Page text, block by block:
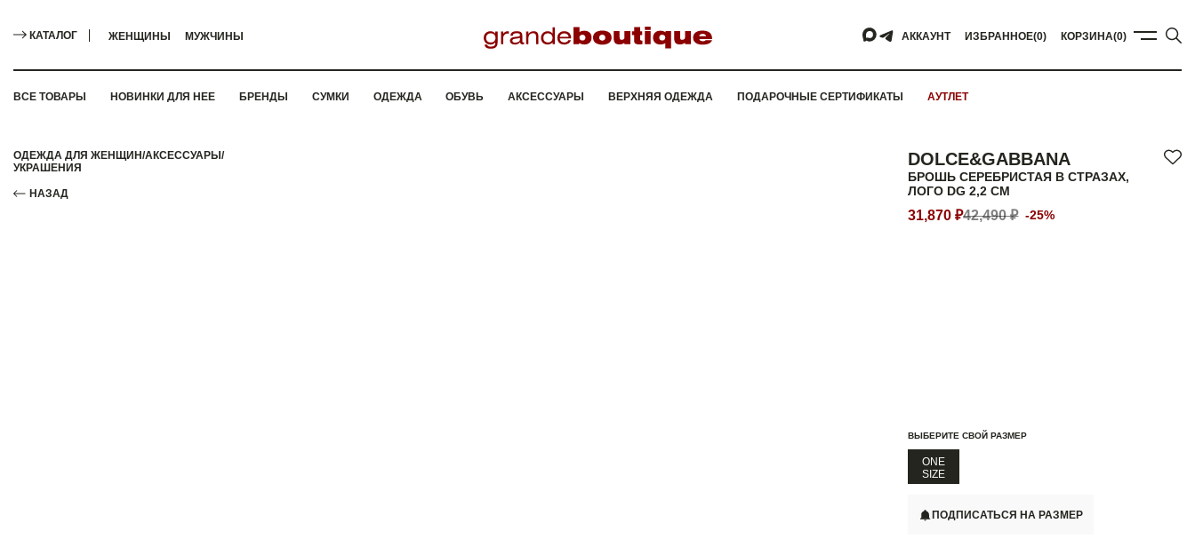
КАТАЛОГ ЖЕНЩИНЫ МУЖЧИНЫ АККАУНТ ИЗБРАННОЕ(0) КОРЗИНА(0)
ВСЕ ТОВАРЫ НОВИНКИ ДЛЯ НЕЕ БРЕНДЫ СУМКИ ОДЕЖДА ОБУВЬ АКСЕССУАРЫ ВЕРХНЯЯ ОДЕЖДА ПОДАРОЧНЫЕ СЕРТИФИКАТЫ АУТЛЕТ
ОДЕЖДА ДЛЯ ЖЕНЩИН/АКСЕССУАРЫ /
УКРАШЕНИЯ
НАЗАД
DOLCE&GABBANA
БРОШЬ СЕРЕБРИСТАЯ В СТРАЗАХ,
ЛОГО DG 2,2 СМ
31,870 ₽42,490 ₽ -25%
ВЫБЕРИТЕ СВОЙ РАЗМЕР
ONE
SIZE
ПОДПИСАТЬСЯ НА РАЗМЕР